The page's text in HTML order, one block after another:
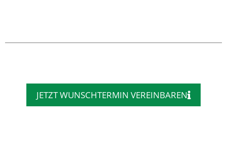
JETZT WUNSCHTERMIN VEREINBAREN